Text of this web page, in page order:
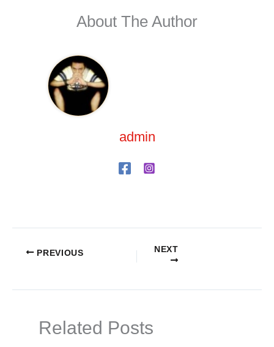
About The Author
admin
PREVIOUS NEXT
Related Posts